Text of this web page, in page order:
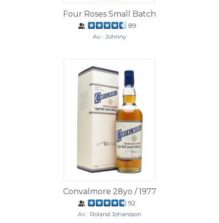
Four Roses Small Batch
89
Av : Johnny
Convalmore 28yo / 1977
92
Av : Roland Johansson